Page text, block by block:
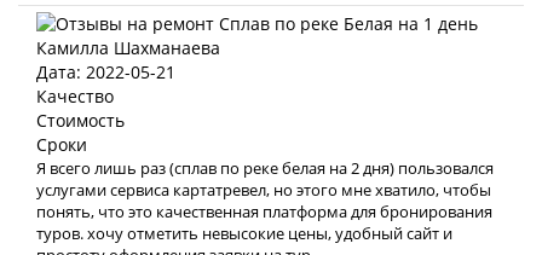
Камилла Шахманаева
Дата: 2022-05-21
Качество
Стоимость
Сроки
Я всего лишь раз (сплав по реке белая на 2 дня) пользовался
услугами сервиса картатревел, но этого мне хватило, чтобы
понять, что это качественная платформа для бронирования
туров. хочу отметить невысокие цены, удобный сайт и